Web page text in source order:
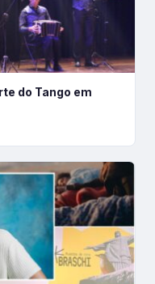
do Tango em